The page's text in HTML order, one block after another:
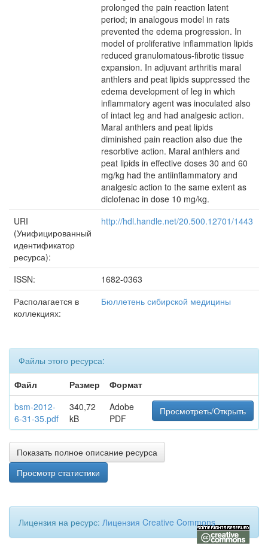
prolonged the pain reaction latent
period; in analogous model in rats
prevented the edema progression. In
model of proliferative inflammation lipids
reduced granulomatous-fibrotic tissue
expansion. In adjuvant arthritis maral
anthlers and peat lipids suppressed the
edema development of leg in which
inflammatory agent was inoculated also
of intact leg and had analgesic action.
Maral anthlers and peat lipids
diminished pain reaction also due the
resorbtive action. Maral anthlers and
peat lipids in effective doses 30 and 60
mg/kg had the antiinflammatory and
analgesic action to the same extent as
diclofenac in dose 10 mg/kg.
URI
(Унифицированный
идентификатор
ресурса):
http://hdl.handle.net/20.500.12701/1443
ISSN:
1682-0363
Располагается в
коллекциях:
Бюллетень сибирской медицины
Файлы этого ресурса:
Файл
Размер
Формат
bsm-2012-
6-31-35.pdf
340,72
kB
Adobe
PDF
Просмотреть/Открыть
Показать полное описание ресурса
Просмотр статистики
Лицензия на ресурс: Лицензия Creative Commons